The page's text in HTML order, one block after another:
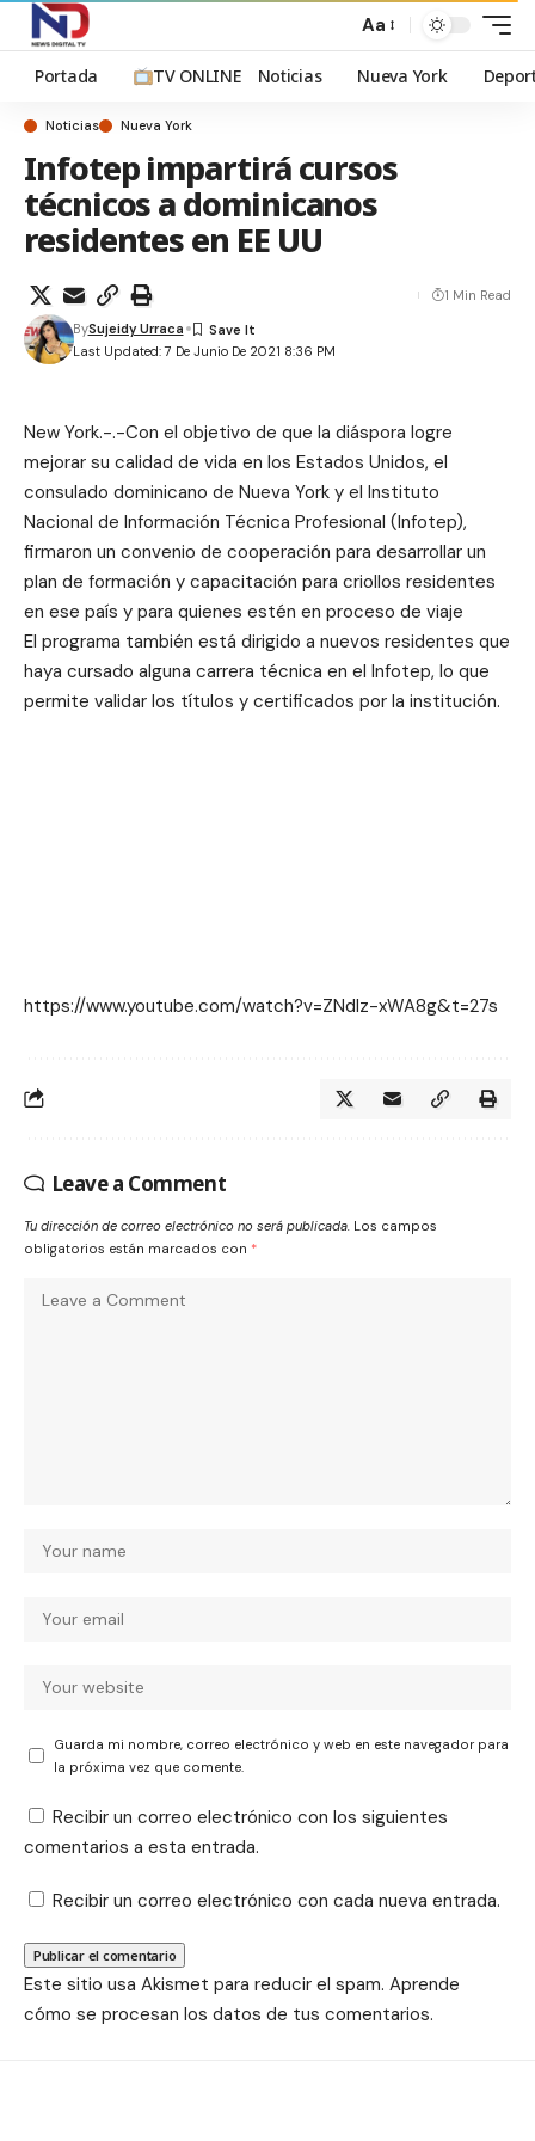
Aa
Portada TV ONLINE Noticias Nueva York
Noticias Nueva York
Infotep impartirá cursos
técnicos a dominicanos
residentes en EE UU
Last Updated: 7 De Junio De 2021 8:36 PM
BySujeidy Urraca
1 Min Read
New York.-.-Con el objetivo de que la diáspora logre
mejorar su calidad de vida en los Estados Unidos, el
consulado dominicano de Nueva York y el Instituto
Nacional de Información Técnica Profesional (Infotep),
firmaron un convenio de cooperación para desarrollar un
plan de formación y capacitación para criollos residentes
en ese país y para quienes estén en proceso de viaje
El programa también está dirigido a nuevos residentes que
haya cursado alguna carrera técnica en el Infotep, lo que
permite validar los títulos y certificados por la institución.
https://www.youtube.com/watch?v=ZNdIz-xWA8g&t=27s
Leave a Comment
Tu dirección de correo electrónico no será publicada. Los campos
obligatorios están marcados con *
Guarda mi nombre, correo electrónico y web en este navegador para
la próxima vez que comente.
Recibir un correo electrónico con los siguientes
comentarios a esta entrada.
Recibir un correo electrónico con cada nueva entrada.
Este sitio usa Akismet para reducir el spam. Aprende
cómo se procesan los datos de tus comentarios.